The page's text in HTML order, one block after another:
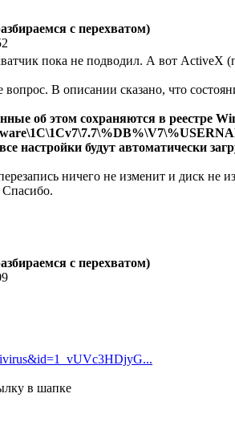
с перехватом)
пока не подводил. А вот ActiveX
В описании сказано, что
об этом сохраняются в реестре
настройки будут автоматически
ничего не изменит и диск не
с перехватом)
в шапке